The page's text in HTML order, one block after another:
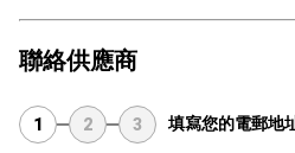
聯絡供應商
1 2 3 填寫您的電郵地